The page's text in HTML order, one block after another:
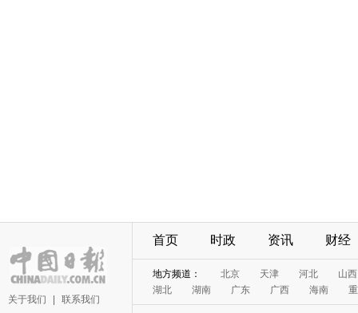
关于我们 联系我们
首页 时政 资讯 财经
地方频道： 北京 天津 河北
山西
湖北
湖南 广东 广西 海南